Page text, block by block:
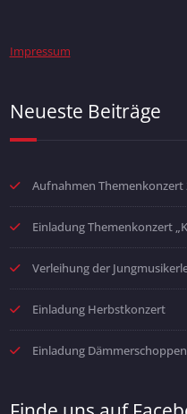
Impressum
Neueste Beiträge
Aufnahmen Themenkonzert
Einladung Themenkonzert
Verleihung der
Einladung Herbstkonzert
Einladung Dämmerschoppen